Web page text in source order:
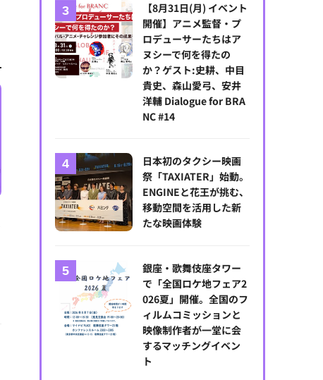
【8月31日(月) イベント
開催】アニメ監督・プ
ロデューサーたちはア
ヌシーで何を得たの
か？ゲスト:史耕、中目
貴史、森山愛弓、安井
洋輔 Dialogue for BRA
NC #14
日本初のタクシー映画
祭「TAXIATER」始動。
ENGINEと花王が挑む、
移動空間を活用した新
たな映画体験
銀座・歌舞伎座タワー
で「全国ロケ地フェア2
026夏」開催。全国のフ
ィルムコミッションと
映像制作者が一堂に会
するマッチングイベン
ト